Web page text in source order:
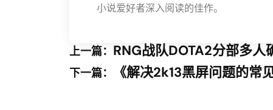
小说爱好者深入阅读的佳作。
上一篇： RNG战队DOTA2分部多
下一篇： 《解决2k13黑屏问题的常